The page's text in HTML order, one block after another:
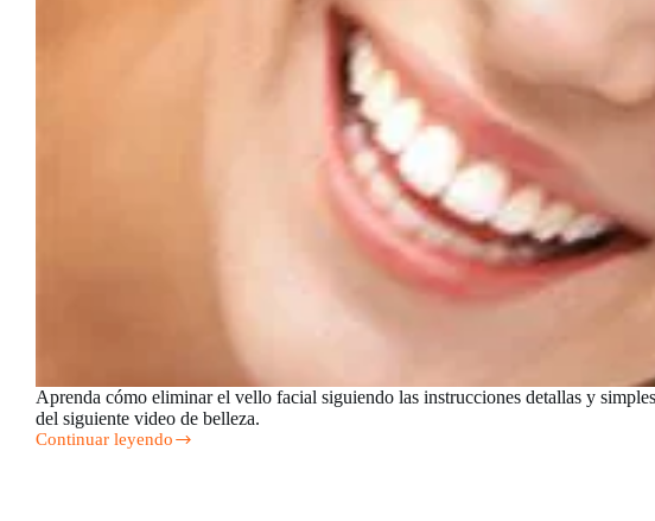
Aprenda cómo eliminar el vello facial siguiendo las instrucciones detallas y simples
del siguiente video de belleza.
Continuar leyendo
Cómo